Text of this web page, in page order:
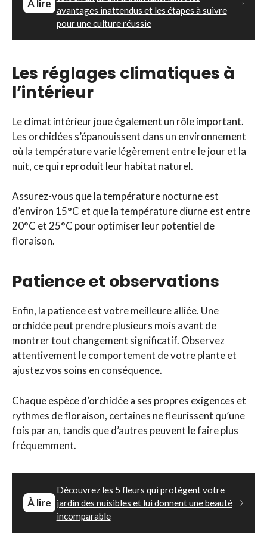
À lire
avantages inattendus et les étapes à suivre
pour une culture réussie
Les réglages climatiques à
l’intérieur
Le climat intérieur joue également un rôle important.
Les orchidées s’épanouissent dans un environnement
où la température varie légèrement entre le jour et la
nuit, ce qui reproduit leur habitat naturel.
Assurez-vous que la température nocturne est
d’environ 15°C et que la température diurne est entre
20°C et 25°C pour optimiser leur potentiel de
floraison.
Patience et observations
Enfin, la patience est votre meilleure alliée. Une
orchidée peut prendre plusieurs mois avant de
montrer tout changement significatif. Observez
attentivement le comportement de votre plante et
ajustez vos soins en conséquence.
Chaque espèce d’orchidée a ses propres exigences et
rythmes de floraison, certaines ne fleurissent qu’une
fois par an, tandis que d’autres peuvent le faire plus
fréquemment.
À lire
Découvrez les 5 fleurs qui protègent votre
jardin des nuisibles et lui donnent une beauté
incomparable